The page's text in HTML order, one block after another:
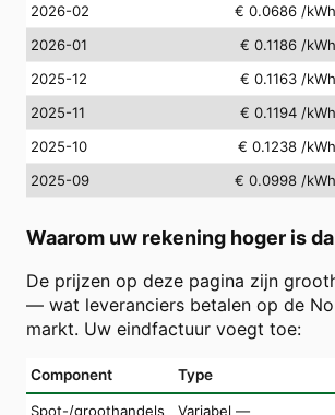
2026-02
€ 0.0686 /kWh
2026-01
€ 0.1186 /kWh
2025-12
€ 0.1163 /kWh
2025-11
€ 0.1194 /kWh
2025-10
€ 0.1238 /kWh
2025-09
€ 0.0998 /kWh
Waarom uw rekening hoger is
De prijzen op deze pagina zijn
— wat leveranciers betalen op de
markt. Uw eindfactuur voegt toe:
Component Type
Spot-/groothandels
Variabel —